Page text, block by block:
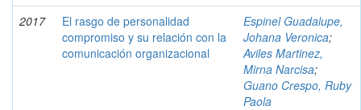
2017
El rasgo de personalidad
compromiso y su relación con la
comunicación organizacional
Espinel Guadalupe,
Johana Veronica;
Aviles Martinez,
Mirna Narcisa;
Guano Crespo, Ruby
Paola